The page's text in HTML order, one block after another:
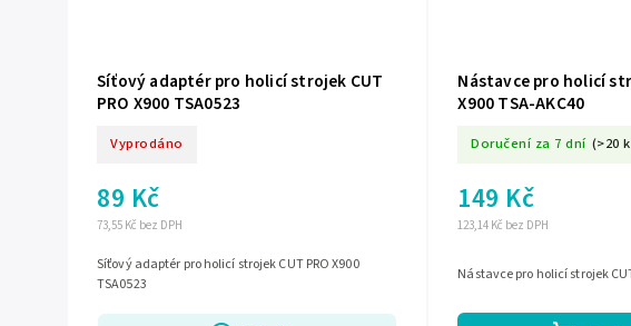
Síťový adaptér pro holicí strojek CUT
PRO X900 TSA0523
Vyprodáno
73,55 Kč bez DPH
89 Kč
Síťový adaptér pro holicí strojek CUT PRO X900
TSA0523
Nástavce pro holicí
X900 TSA-AKC40
Doručení za 7 dní (>20
123,14 Kč bez DPH
149 Kč
Nástavce pro holicí strojek